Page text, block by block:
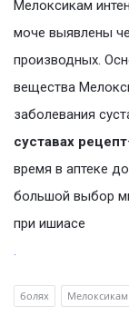
Мелоксикам
моче выявлены
производных.
вещества
заболевания
суставах рецепт
время в аптеке
большой выбор
при ишиасе
.
болях Мелоксикам